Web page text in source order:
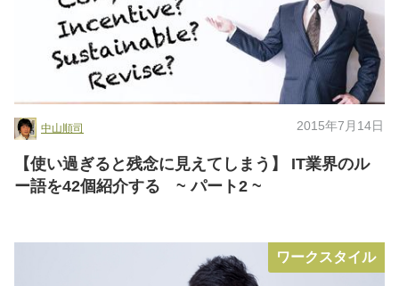
中山順司 2015年7月14日
【使い過ぎると残念に見えてしまう】 IT業界のル
ー語を42個紹介する ~ パート2 ~
ワークスタイル